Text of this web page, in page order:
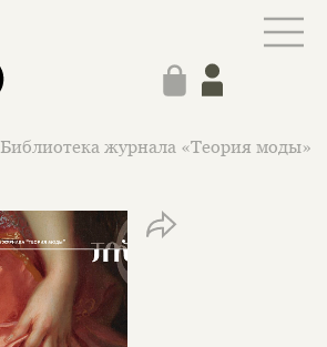
Библиотека журнала «Теория моды»